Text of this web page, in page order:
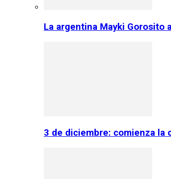
La argentina Mayki Gorosito
3 de diciembre: comienza la